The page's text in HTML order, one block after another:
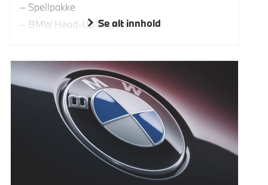
Speilpakke
BMW Head-Up DisplaySe alt innhold